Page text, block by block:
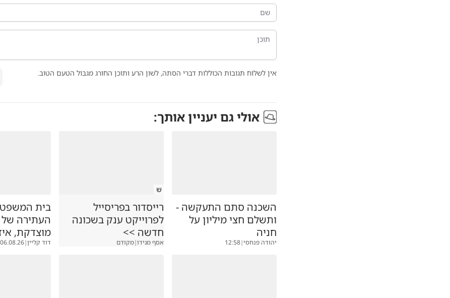
אין לשלוח תגובות הכוללות דברי הסתה, לשון הרע ותוכן החורג מגבול הטעם הטוב.
אולי גם יעניין אותך:
השכנה סתם התעקשה -
ותשלם חצי מיליון על
חניה
יהודה פנחסי|
12:58
ש
רייסדור בפריסייל
לפרוייקט ענק בשכונה
חדשה >>
אסף מגידו|מקודם
בית המשפט
העתירה של
מוצדקת,
דוד קליין|
06.08.26